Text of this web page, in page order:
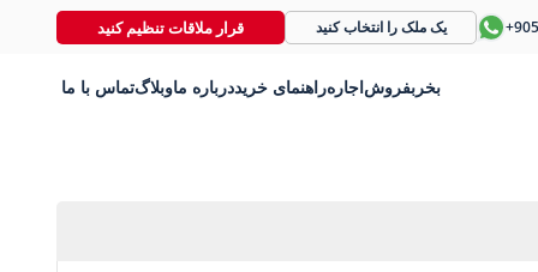
یک ملک را انتخاب کنید قرار ملاقات تنظیم کنید
بخر بفروشاجارهراهنمای خریددرباره ماوبلاگتماس با ما